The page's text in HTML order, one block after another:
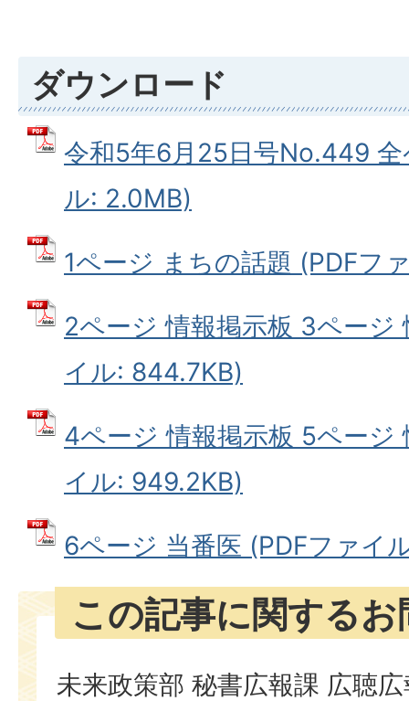
ダウンロード
令和5年6月25日号No.449
ル: 2.0MB)
1ページ まちの話題 (PDFフ
2ページ 情報掲示板 3ページ
イル: 844.7KB)
4ページ 情報掲示板 5ページ
イル: 949.2KB)
6ページ 当番医 (PDFファイ
この記事に関する
未来政策部 秘書広報課 広聴